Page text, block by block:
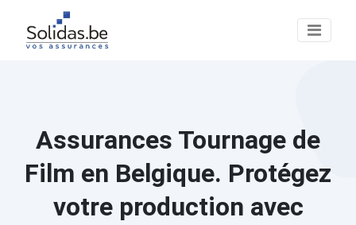
Assurances Tournage de
Film en Belgique. Protégez
votre production avec